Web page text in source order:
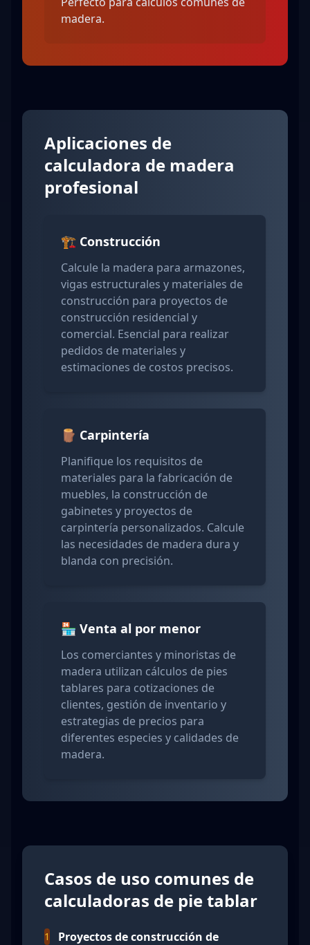
madera.
Aplicaciones de
calculadora de madera
profesional
🏗️ Construcción
Calcule la madera para armazones,
vigas estructurales y materiales de
construcción para proyectos de
construcción residencial y
comercial. Esencial para realizar
pedidos de materiales y
estimaciones de costos precisos.
🪵 Carpintería
Planifique los requisitos de
materiales para la fabricación de
muebles, la construcción de
gabinetes y proyectos de
carpintería personalizados. Calcule
las necesidades de madera dura y
blanda con precisión.
🏪 Venta al por menor
Los comerciantes y minoristas de
madera utilizan cálculos de pies
tablares para cotizaciones de
clientes, gestión de inventario y
estrategias de precios para
diferentes especies y calidades de
madera.
Casos de uso comunes de
calculadoras de pie tablar
1
Proyectos de construcción de